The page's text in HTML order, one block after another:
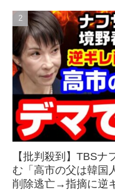
【批判殺到】TBS
む「高市の父は韓国
削除逃亡→指摘に逆